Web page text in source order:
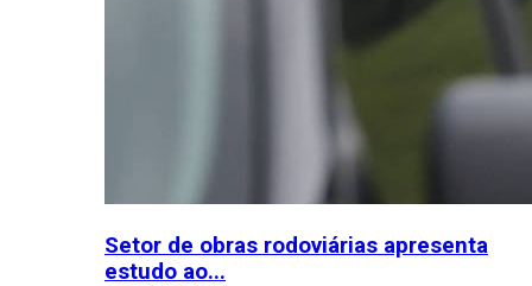
Setor de obras rodoviárias apresenta
estudo ao...